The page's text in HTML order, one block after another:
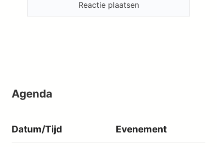
Agenda
Datum/Tijd Evenement